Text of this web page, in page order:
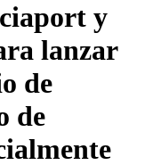
y
lanzar
de
de